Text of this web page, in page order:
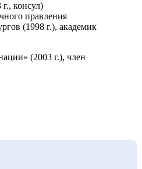
консул)
правления
(1998 г.), академик
(2003 г.), член